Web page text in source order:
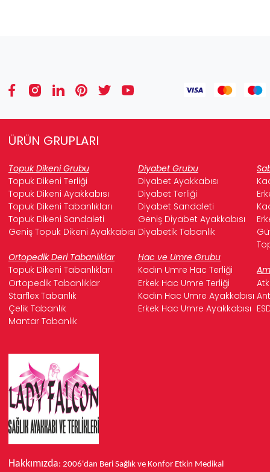
ÜRÜN GRUPLARI
Topuk Dikeni Grubu Diyabet Grubu
Topuk Dikeni Terliği
Diyabet Ayakkabısı
Topuk Dikeni Ayakkabısı
Diyabet Terliği
Topuk Dikeni Tabanlıkları
Diyabet Sandaleti
Topuk Dikeni Sandaleti
Geniş Diyabet Ayakkabısı
Geniş Topuk Dikeni Ayakkabısı Diyabetik Tabanlık
Ortopedik Deri Tabanlıklar
Hac ve Umre Grubu
Topuk Dikeni Tabanlıkları
Kadın Umre Hac Terliği
Ortopedik Tabanlıklar
Erkek Hac Umre Terliği
Starflex Tabanlık
Kadın Hac Umre Ayakkabısı
Çelik Tabanlık
Erkek Hac Umre Ayakkabısı
Mantar Tabanlık
Hakkımızda: 2006'dan Beri Sağlık ve Konfor Etkin Medikal